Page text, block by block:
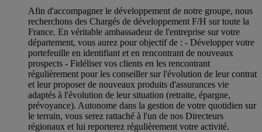
Afin d'accompagner le développement de notre groupe, nous
recherchons des Chargés de développement F/H sur toute la
France. En véritable ambassadeur de l'entreprise sur votre
département, vous aurez pour objectif de : - Développer votre
portefeuille en identifiant et en rencontrant de nouveaux
prospects - Fidéliser vos clients en les rencontrant
régulièrement pour les conseiller sur l'évolution de leur contrat
et leur proposer de nouveaux produits d'assurances vie
adaptés à l'évolution de leur situation (retraite, épargne,
prévoyance). Autonome dans la gestion de votre quotidien sur
le terrain, vous serez rattaché à l'un de nos Directeurs
régionaux et lui reporterez régulièrement votre activité.